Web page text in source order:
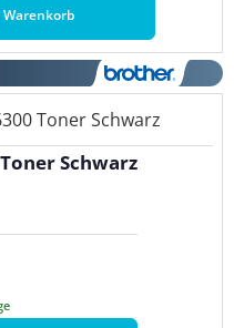
Warenkorb
Schwarz